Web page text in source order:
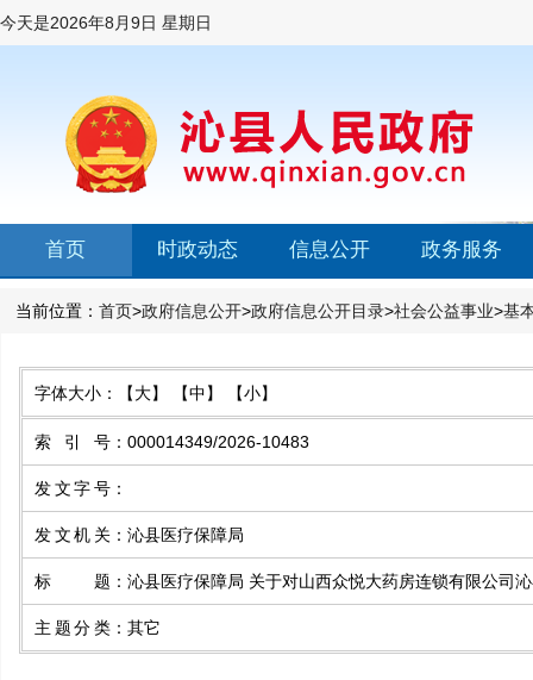
今天是2026年8月9日 星期日
首页 时政动态 信息公开 政务服务
当前位置： 首页>政府信息公开>政府信息公开目录>社会公益事业>基
字体大小： 【大】 【中】 【小】
索引号 ： 000014349/2026-10483
发文字号 ：
发文机关 ： 沁县医疗保障局
标题 ： 沁县医疗保障局 关于对山西众悦大药房连锁有限公司
主题分类 ： 其它